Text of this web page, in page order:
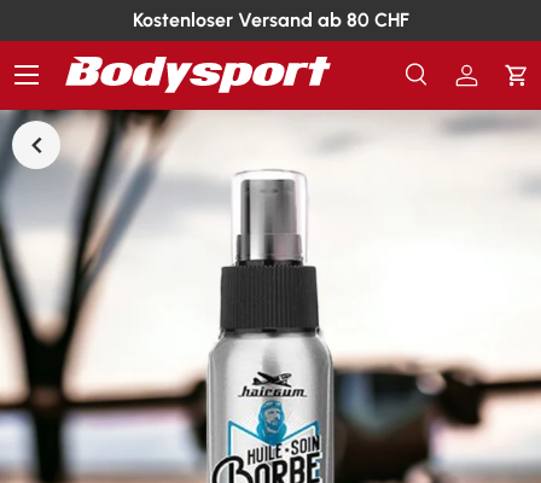
Kostenloser Versand ab 80 CHF
Suchen
Suchen
Suche
Menü